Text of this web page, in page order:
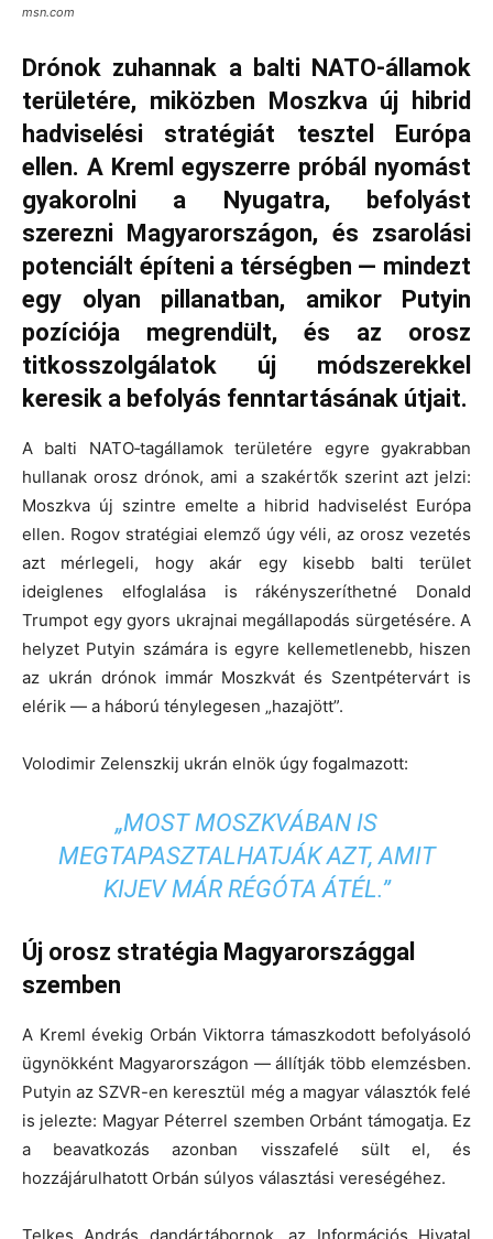
msn.com
Drónok zuhannak a balti NATO‑államok
területére, miközben Moszkva új hibrid
hadviselési stratégiát tesztel Európa
ellen. A Kreml egyszerre próbál nyomást
gyakorolni a Nyugatra, befolyást
szerezni Magyarországon, és zsarolási
potenciált építeni a térségben — mindezt
egy olyan pillanatban, amikor Putyin
pozíciója megrendült, és az orosz
titkosszolgálatok új módszerekkel
keresik a befolyás fenntartásának útjait.
A balti NATO‑tagállamok területére egyre gyakrabban
hullanak orosz drónok, ami a szakértők szerint azt jelzi:
Moszkva új szintre emelte a hibrid hadviselést Európa
ellen. Rogov stratégiai elemző úgy véli, az orosz vezetés
azt mérlegeli, hogy akár egy kisebb balti terület
ideiglenes elfoglalása is rákényszeríthetné Donald
Trumpot egy gyors ukrajnai megállapodás sürgetésére. A
helyzet Putyin számára is egyre kellemetlenebb, hiszen
az ukrán drónok immár Moszkvát és Szentpétervárt is
elérik — a háború ténylegesen „hazajött”.
Volodimir Zelenszkij ukrán elnök úgy fogalmazott:
„MOST MOSZKVÁBAN IS
MEGTAPASZTALHATJÁK AZT, AMIT
KIJEV MÁR RÉGÓTA ÁTÉL.”
Új orosz stratégia Magyarországgal
szemben
A Kreml évekig Orbán Viktorra támaszkodott befolyásoló
ügynökként Magyarországon — állítják több elemzésben.
Putyin az SZVR-en keresztül még a magyar választók felé
is jelezte: Magyar Péterrel szemben Orbánt támogatja. Ez
a beavatkozás azonban visszafelé sült el, és
hozzájárulhatott Orbán súlyos választási vereségéhez.